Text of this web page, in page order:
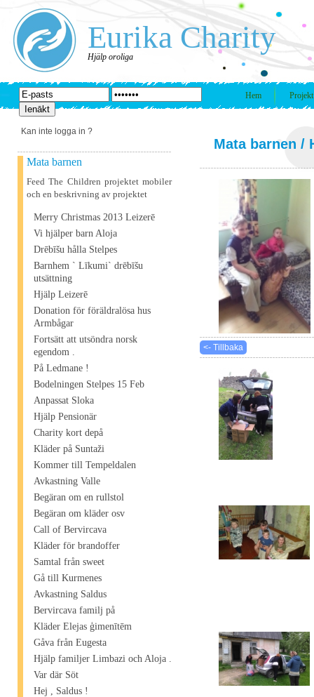
Eurika Charity
Hjälp oroliga
Hem Projekt
Kan inte logga in ?
Mata barnen
Feed The Children projektet mobiler
och en beskrivning av projektet
Merry Christmas 2013 Leizerē
Vi hjälper barn Aloja
Drēbīšu hålla Stelpes
Barnhem ` Līkumi` drēbīšu
utsättning
Hjälp Leizerē
Donation för föräldralösa hus
Armbågar
Fortsätt att utsöndra norsk
egendom .
På Ledmane !
Bodelningen Stelpes 15 Feb
Anpassat Sloka
Hjälp Pensionär
Charity kort depå
Kläder på Suntaži
Kommer till Tempeldalen
Avkastning Valle
Begäran om en rullstol
Begäran om kläder osv
Call of Bervircava
Kläder för brandoffer
Samtal från sweet
Gå till Kurmenes
Avkastning Saldus
Bervircava familj på
Kläder Elejas ģimenītēm
Gåva från Eugesta
Hjälp familjer Limbazi och Aloja .
Var där Söt
Hej , Saldus !
Mata barnen /
<- Tillbaka